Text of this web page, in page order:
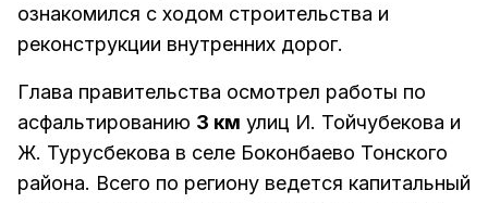
ознакомился с ходом строительства и
реконструкции внутренних дорог.
Глава правительства осмотрел работы по
асфальтированию 3 км улиц И. Тойчубекова и
Ж. Турусбекова в селе Боконбаево Тонского
района. Всего по региону ведется капитальный